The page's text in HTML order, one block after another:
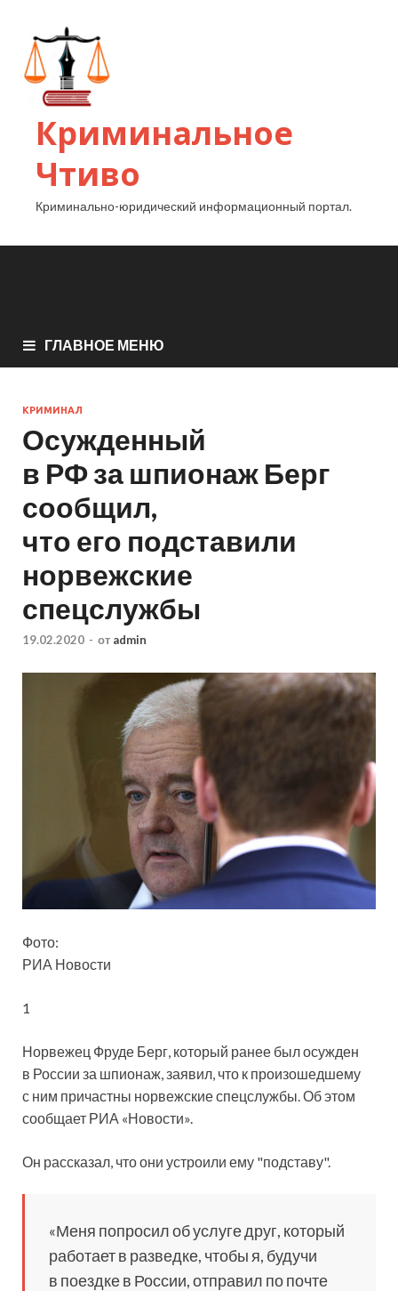
Криминальное
Чтиво
Криминально-юридический информационный портал.
ГЛАВНОЕ МЕНЮ
КРИМИНАЛ
Осужденный
в РФ за шпионаж Берг
сообщил,
что его подставили
норвежские
спецслужбы
19.02.2020 - от admin
Фото:
РИА Новости
1
Норвежец Фруде Берг, который ранее был осужден
в России за шпионаж, заявил, что к произошедшему
с ним причастны норвежские спецслужбы. Об этом
сообщает РИА «Новости».
Он рассказал, что они устроили ему "подставу".
«Меня попросилоб услуге друг, который
работает в разведке, чтобы я, будучи
в поездке в России, отправил по почте